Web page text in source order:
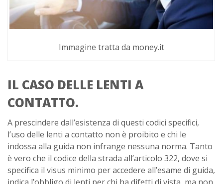
Immagine tratta da money.it
IL CASO DELLE LENTI A
CONTATTO.
A prescindere dall’esistenza di questi codici specifici,
l’uso delle lenti a contatto non è proibito e chi le
indossa alla guida non infrange nessuna norma. Tanto
è vero che il codice della strada all’articolo 322, dove si
specifica il visus minimo per accedere all’esame di guida,